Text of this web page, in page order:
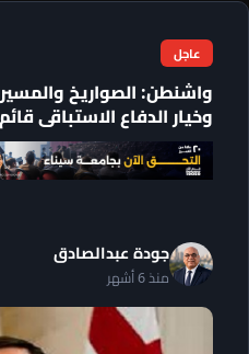
عاجل
واشنطن: الصواريخ
وخيار الدفاع الاستباقى قائم
جودة عبدالصادق
منذ 6 أشهر